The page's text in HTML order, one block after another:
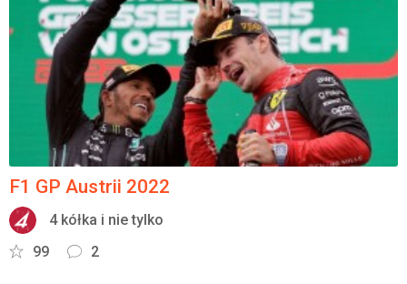
F1 GP Austrii 2022
4 kółka i nie tylko
99
2